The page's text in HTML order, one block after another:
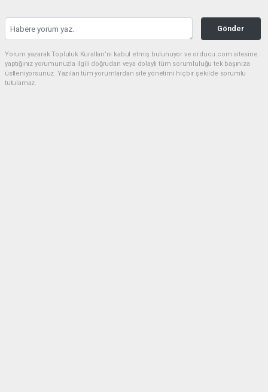
Gönder
Yorum yazarak Topluluk Kuralları’nı kabul etmiş bulunuyor ve orducu.com sitesine
yaptığınız yorumunuzla ilgili doğrudan veya dolaylı tüm sorumluluğu tek başınıza
üstleniyorsunuz. Yazılan tüm yorumlardan site yönetimi hiçbir şekilde sorumlu
tutulamaz.